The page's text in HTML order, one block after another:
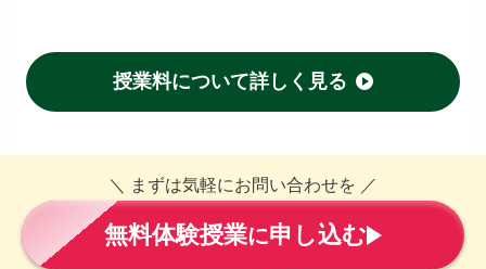
授業料について詳しく見る
＼ まずは気軽にお問い合わせを ／
無料体験授業に申し込む